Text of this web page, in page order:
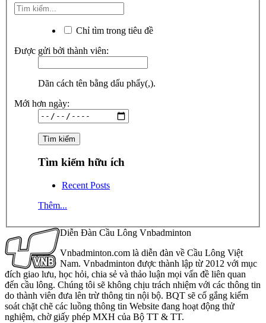
Chỉ tìm trong tiêu đề
Được gửi bởi thành viên:
Dãn cách tên bằng dấu phẩy(,).
Mới hơn ngày:
Tìm kiếm hữu ích
Recent Posts
Thêm...
Diễn Đàn Cầu Lông Vnbadminton
Vnbadminton.com là diễn đàn về Cầu Lông Việt
Nam. Vnbadminton được thành lập từ 2012 với mục
đích giao lưu, học hỏi, chia sẻ và thảo luận mọi vấn đề liên quan
đến cầu lông. Chúng tôi sẽ không chịu trách nhiệm với các thông tin
do thành viên đưa lên trừ thông tin nội bộ. BQT sẽ cố gắng kiểm
soát chặt chẽ các luồng thông tin Website đang hoạt động thử
nghiệm, chờ giấy phép MXH của Bộ TT & TT.